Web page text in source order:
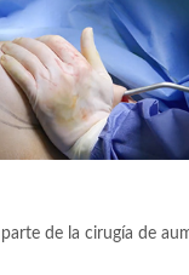
de la cirugía de